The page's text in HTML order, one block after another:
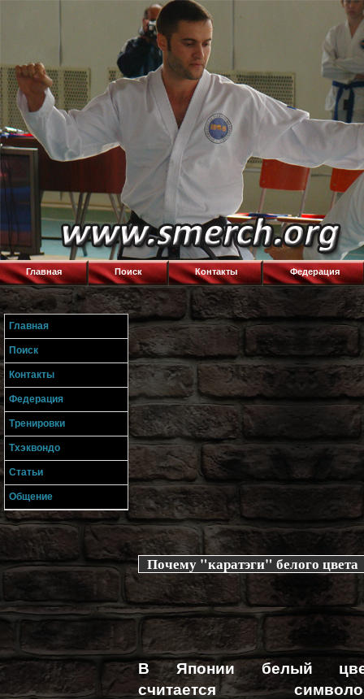
Главная Поиск Контакты Федерация
Почему "каратэги" белого цвета
В Японии белый
считается
Главная
Поиск
Контакты
Федерация
Тренировки
Тхэквондо
Статьи
Общение